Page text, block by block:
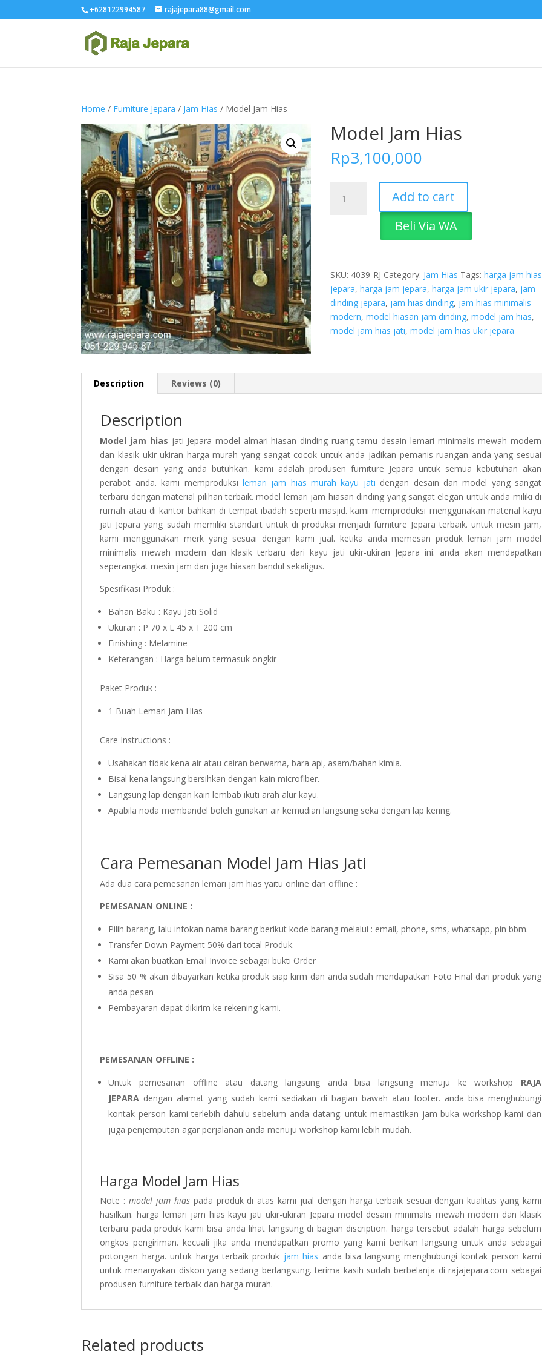
+628122994587 rajajepara88@gmail.com
Home / Furniture Jepara / Jam Hias / Model Jam Hias
Model Jam Hias
Rp3,100,000
Jam
Add to cart
Beli Via WA
SKU: 4039-RJ Category: Jam Hias Tags:harga jam hias
jepara,harga jam jepara,harga jam ukir jepara, jam
dinding jepara, jam hias dinding, jam hias minimalis
modern,model hiasan jam dinding,model jam hias,
model jam hias jati,model jam hias ukir jepara
Description Reviews (0)
Description
Model jam hias jati Jepara model almari hiasan dinding ruang tamu desain lemari minimalis mewah modern
dan klasik ukir ukiran harga murah yang sangat cocok untuk anda jadikan pemanis ruangan anda yang sesuai
dengan desain yang anda butuhkan. kami adalah produsen furniture Jepara untuk semua kebutuhan akan
perabot anda. kami memproduksi lemari jam hias murah kayu jati dengan desain dan model yang sangat
terbaru dengan material pilihan terbaik. model lemari jam hiasan dinding yang sangat elegan untuk anda miliki di
rumah atau di kantor bahkan di tempat ibadah seperti masjid. kami memproduksi menggunakan material kayu
jati Jepara yang sudah memiliki standart untuk di produksi menjadi furniture Jepara terbaik. untuk mesin jam,
kami menggunakan merk yang sesuai dengan kami jual. ketika anda memesan produk lemari jam model
minimalis mewah modern dan klasik terbaru dari kayu jati ukir-ukiran Jepara ini. anda akan mendapatkan
seperangkat mesin jam dan juga hiasan bandul sekaligus.
Spesifikasi Produk :
Bahan Baku : Kayu Jati Solid
Ukuran : P 70 x L 45 x T 200 cm
Finishing : Melamine
Keterangan : Harga belum termasuk ongkir
Paket Produk :
1 Buah Lemari Jam Hias
Care Instructions :
Usahakan tidak kena air atau cairan berwarna, bara api, asam/bahan kimia.
Bisal kena langsung bersihkan dengan kain microfiber.
Langsung lap dengan kain lembab ikuti arah alur kayu.
Apabila noda membandel boleh gunakan air kemudian langsung seka dengan lap kering.
Cara Pemesanan Model Jam Hias Jati
Ada dua cara pemesanan lemari jam hias yaitu online dan offline :
PEMESANAN ONLINE :
Pilih barang, lalu infokan nama barang berikut kode barang melalui : email, phone, sms, whatsapp, pin bbm.
Transfer Down Payment 50% dari total Produk.
Kami akan buatkan Email Invoice sebagai bukti Order
Sisa 50 % akan dibayarkan ketika produk siap kirm dan anda sudah mendapatkan Foto Final dari produk yang
anda pesan
Pembayaran dapat dikirim ke rekening kami.
PEMESANAN OFFLINE :
Untuk pemesanan offline atau datang langsung anda bisa langsung menuju ke workshop RAJA
JEPARA dengan alamat yang sudah kami sediakan di bagian bawah atau footer. anda bisa menghubungi
kontak person kami terlebih dahulu sebelum anda datang. untuk memastikan jam buka workshop kami dan
juga penjemputan agar perjalanan anda menuju workshop kami lebih mudah.
Harga Model Jam Hias
Note :model jam hiaspada produk di atas kami jual dengan harga terbaik sesuai dengan kualitas yang kami
hasilkan. harga lemari jam hias kayu jati ukir-ukiran Jepara model desain minimalis mewah modern dan klasik
terbaru pada produk kami bisa anda lihat langsung di bagian discription. harga tersebut adalah harga sebelum
ongkos pengiriman. kecuali jika anda mendapatkan promo yang kami berikan langsung untuk anda sebagai
potongan harga. untuk harga terbaik produk jam hias anda bisa langsung menghubungi kontak person kami
untuk menanyakan diskon yang sedang berlangsung. terima kasih sudah berbelanja di rajajepara.com sebagai
produsen furniture terbaik dan harga murah.
Related products